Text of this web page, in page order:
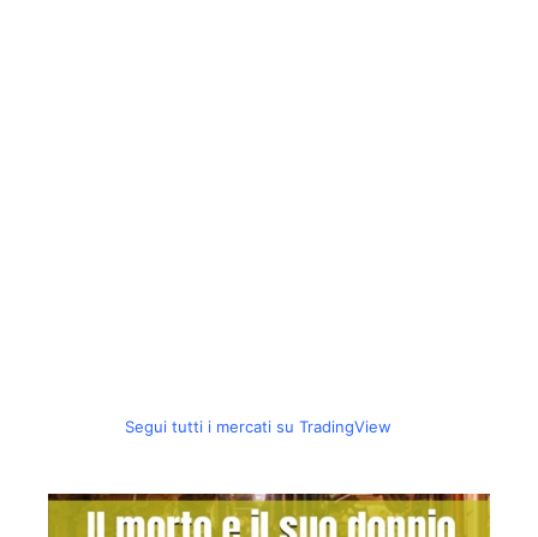
Segui tutti i mercati su TradingView